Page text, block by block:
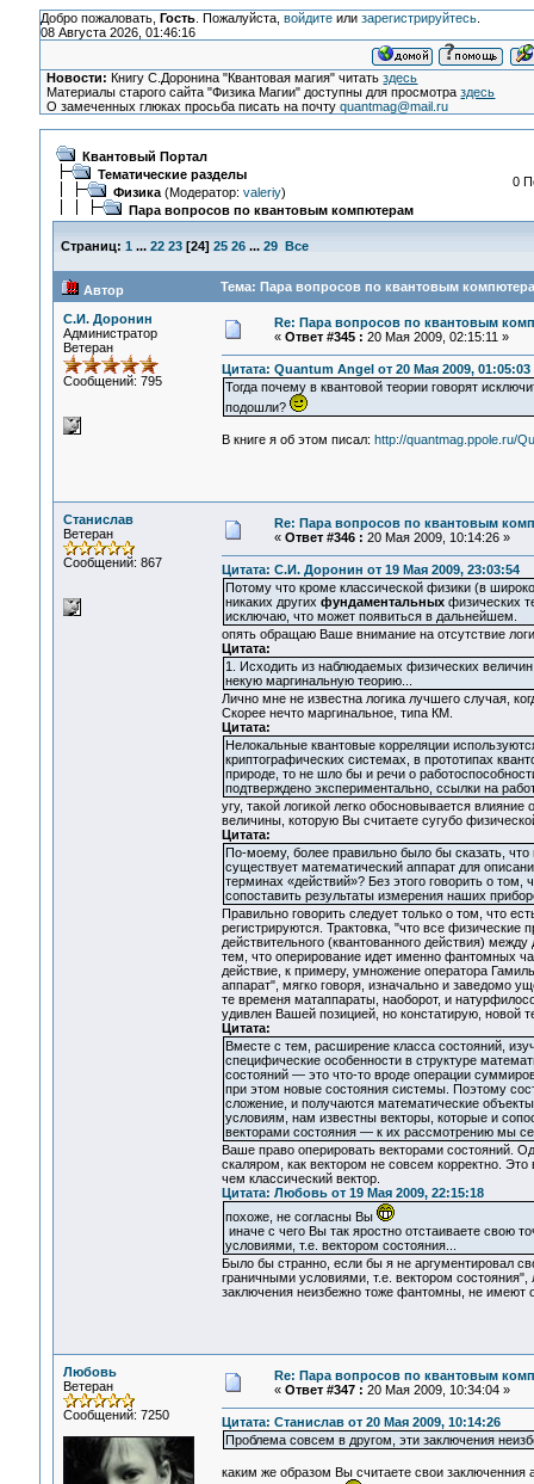
Добро пожаловать, Гость. Пожалуйста, войдитеили зарегистрируйтесь.
08 Августа 2026, 01:46:16
Новости: Книгу С.Доронина "Квантовая магия" читатьздесь
Материалы старого сайта "Физика Магии" доступны для просмотраздесь
О замеченных глюках просьба писать на почтуquantmag@mail.ru
Квантовый Портал
Тематические разделы
Физика(Модератор: valeriy)
Пара вопросов по квантовым компютерам
0
Страниц: 1 ... 22 23[24] 25 26 ... 29 Все
Автор Тема: Пара вопросов по квантовым
С.И. Доронин
Администратор
Ветеран
Сообщений: 795
Re: Пара вопросов по квантовым
« Ответ #345 : 20 Мая 2009, 02:15:11 »
Цитата: Quantum Angel от 20 Мая 2009, 01:05:03
Тогда почему в квантовой теории говорят
подошли?
В книге я об этом писал: http://quantmag.ppole.ru/
Станислав
Ветеран
Сообщений: 867
Re: Пара вопросов по квантовым
« Ответ #346 : 20 Мая 2009, 10:14:26 »
Цитата: С.И. Доронин от 19 Мая 2009, 23:03:54
Потому что кроме классической физики (в
никаких других фундаментальныхфизических
исключаю, что может появиться в дальнейшем.
опять обращаю Ваше внимание на отсутствие
Цитата:
1. Исходить из наблюдаемых физических
некую маргинальную теорию...
Лично мне не известна логика лучшего случая,
Скорее нечто маргинальное, типа КМ.
Цитата:
Нелокальные квантовые корреляции
криптографических системах, в прототипах
природе, то не шло бы и речи о
подтверждено экспериментально, ссылки на
угу, такой логикой легко обосновывается
величины, которую Вы считаете сугубо
Цитата:
По-моему, более правильно было бы сказать,
существует математический аппарат для
терминах «действий»? Без этого говорить о
сопоставить результаты измерения наших
Правильно говорить следует только о том, что
регистрируются. Трактовка, "что все
действительного (квантованного действия)
тем, что оперирование идет именно фантомных
действие, к примеру, умножение оператора
аппарат", мягко говоря, изначально и заведомо
те временя матаппараты, наоборот, и
удивлен Вашей позицией, но констатирую, новой
Цитата:
Вместе с тем, расширение класса состояний,
специфические особенности в структуре
состояний — это что-то вроде операции
при этом новые состояния системы. Поэтому
сложение, и получаются математические
условиям, нам известны векторы, которые и
векторами состояния — к их рассмотрению мы
Ваше право оперировать векторами состояний.
скаляром, как вектором не совсем корректно.
чем классический вектор.
Цитата: Любовь от 19 Мая 2009, 22:15:18
похоже, не согласны Вы
иначе с чего Вы так яростно отстаиваете свою
условиями, т.е. вектором состояния...
Было бы странно, если бы я не аргументировал
граничными условиями, т.е. вектором
заключения неизбежно тоже фантомны, не имеют
Любовь
Ветеран
Сообщений: 7250
Re: Пара вопросов по квантовым
« Ответ #347 : 20 Мая 2009, 10:34:04 »
Цитата: Станислав от 20 Мая 2009, 10:14:26
Проблема совсем в другом, эти заключения
каким же образом Вы считаете свои заключенния